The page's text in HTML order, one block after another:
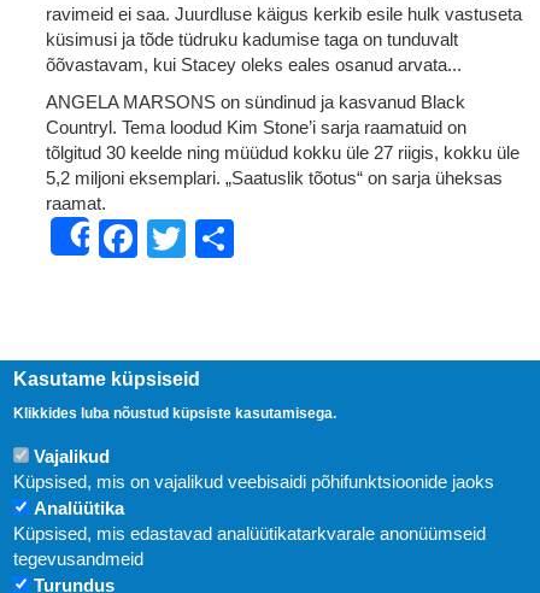
ravimeid ei saa. Juurdluse käigus kerkib esile hulk vastuseta
küsimusi ja tõde tüdruku kadumise taga on tunduvalt
õõvastavam, kui Stacey oleks eales osanud arvata...
ANGELA MARSONS on sündinud ja kasvanud Black
Countryl. Tema loodud Kim Stone’i sarja raamatuid on
tõlgitud 30 keelde ning müüdud kokku üle 27 riigis, kokku üle
5,2 miljoni eksemplari. „Saatuslik tõotus“ on sarja üheksas
raamat.
ShareFacebook
Twitter
Uudised
Kasutame küpsiseid
Klikkides luba nõustud küpsiste kasutamisega.
Vajalikud
Küpsised, mis on vajalikud veebisaidi põhifunktsioonide jaoks
Analüütika
Küpsised, mis edastavad analüütikatarkvarale anonüümseid
tegevusandmeid
Turundus